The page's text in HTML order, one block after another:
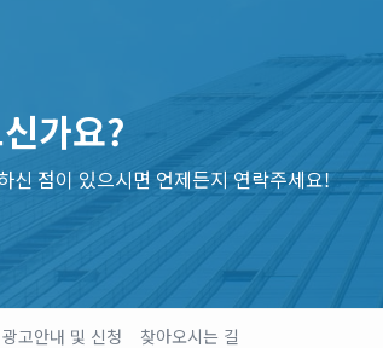
가요?
신 점이 있으시면 언제든지 연락주세요!
광고안내 및 신청 찾아오시는 길